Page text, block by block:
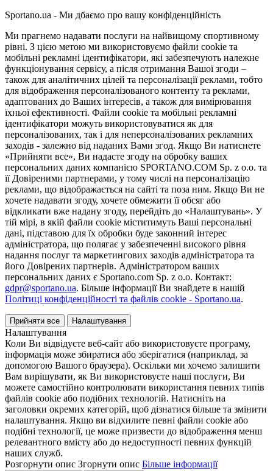
Sportano.ua - Ми дбаємо про вашу конфіденційність
Ми прагнемо надавати послуги на найвищому спортивному
рівні. З цією метою ми використовуємо файли cookie та
мобільні рекламні ідентифікатори, які забезпечують належне
функціонування сервісу, а після отримання Вашої згоди –
також для аналітичних цілей та персоналізації реклами, тобто
для відображення персоналізованого контенту та реклами,
адаптованих до Ваших інтересів, а також для вимірювання
їхньої ефективності. Файли cookie та мобільні рекламні
ідентифікатори можуть використовуватися як для
персоналізованих, так і для неперсоналізованих рекламних
заходів - залежно від наданих Вами згод. Якщо Ви натиснете
«Прийняти все», Ви надасте згоду на обробку ваших
персональних даних компанією SPORTANO.COM Sp. z o.o. та
її Довіреними партнерами, у тому числі на персоналізацію
реклами, що відображається на сайті та поза ним. Якщо Ви не
хочете надавати згоду, хочете обмежити її обсяг або
відкликати вже надану згоду, перейдіть до «Налаштувань». У
тій мірі, в якій файли cookie міститимуть Ваші персональні
дані, підставою для їх обробки буде законний інтерес
адміністратора, що полягає у забезпеченні високого рівня
надання послуг та маркетингових заходів адміністратора та
його Довірених партнерів. Адміністратором ваших
персональних даних є Sportano.com Sp. z o.o. Контакт:
gdpr@sportano.ua. Більше інформації Ви знайдете в нашій
Політиці конфіденційності та файлів cookie - Sportano.ua.
Прийняти все Налаштування
Налаштування
Коли Ви відвідуєте веб-сайт або використовуєте програму,
інформація може збиратися або зберігатися (наприклад, за
допомогою Вашого браузера). Оскільки ми хочемо залишити
Вам вирішувати, як Ви використовуєте наші послуги, Ви
можете самостійно контролювати використання певних типів
файлів cookie або подібних технологій. Натисніть на
заголовки окремих категорій, щоб дізнатися більше та змінити
налаштування. Якщо ви відхилите певні файли cookie або
подібні технології, це може призвести до відображення менш
релевантного вмісту або до недоступності певних функцій
наших служб.
Розгорнути опис Згорнути опис Більше інформації